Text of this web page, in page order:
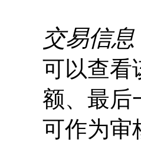
交易信息
可以查看
额、最后
可作为审